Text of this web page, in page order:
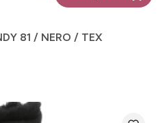
81 / NERO / TEX